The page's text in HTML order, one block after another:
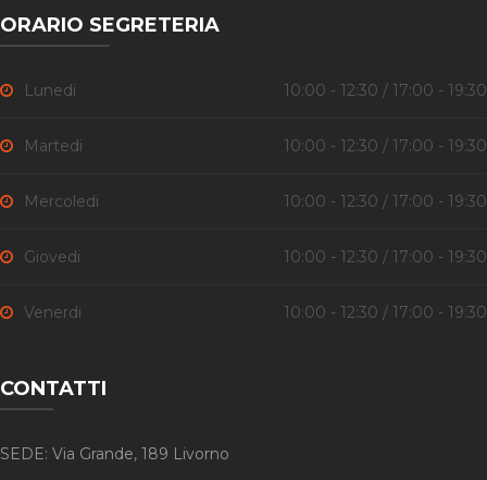
ORARIO SEGRETERIA
Lunedi 10:00 - 12:30 / 17:00 - 19:30
Martedi 10:00 - 12:30 / 17:00 - 19:30
Mercoledi 10:00 - 12:30 / 17:00 - 19:30
Giovedi 10:00 - 12:30 / 17:00 - 19:30
Venerdi 10:00 - 12:30 / 17:00 - 19:30
CONTATTI
SEDE: Via Grande, 189 Livorno